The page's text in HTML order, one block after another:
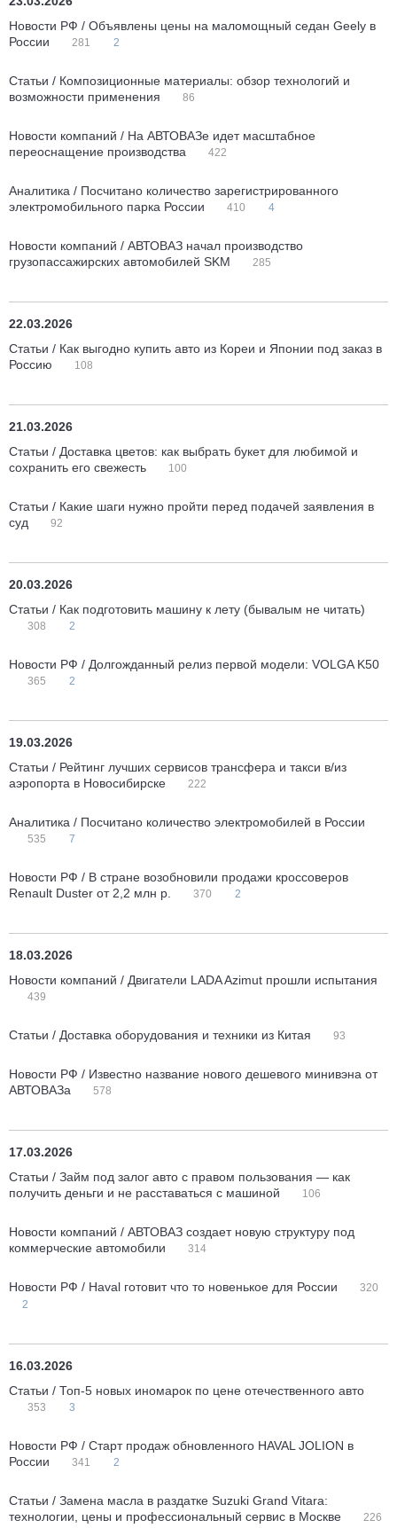
Новости РФ / Объявлены цены на маломощный седан Geely в
России
281 2
Статьи / Композиционные материалы: обзор технологий и
возможности применения
86
Новости компаний / На АВТОВАЗе идет масштабное
переоснащение производства
422
Аналитика / Посчитано количество зарегистрированного
электромобильного парка России
410 4
Новости компаний / АВТОВАЗ начал производство
грузопассажирских автомобилей SKM
285
22.03.2026
Статьи / Как выгодно купить авто из Кореи и Японии под заказ в
Россию
108
21.03.2026
Статьи / Доставка цветов: как выбрать букет для любимой и
сохранить его свежесть
100
Статьи / Какие шаги нужно пройти перед подачей заявления в
суд
92
20.03.2026
Статьи / Как подготовить машину к лету (бывалым не читать)
308 2
Новости РФ / Долгожданный релиз первой модели: VOLGA K50
365 2
19.03.2026
Статьи / Рейтинг лучших сервисов трансфера и такси в/из
аэропорта в Новосибирске
222
Аналитика / Посчитано количество электромобилей в России
535 7
Новости РФ / В стране возобновили продажи кроссоверов
Renault Duster от 2,2 млн р.
370 2
18.03.2026
Новости компаний / Двигатели LADA Azimut прошли испытания
439
Статьи / Доставка оборудования и техники из Китая 93
Новости РФ / Известно название нового дешевого минивэна от
АВТОВАЗа
578
17.03.2026
Статьи / Займ под залог авто с правом пользования — как
получить деньги и не расставаться с машиной
106
Новости компаний / АВТОВАЗ создает новую структуру под
коммерческие автомобили
314
Новости РФ / Haval готовит что то новенькое для России
320
2
16.03.2026
Статьи / Топ-5 новых иномарок по цене отечественного авто
353 3
Новости РФ / Cтарт продаж обновленного HAVAL JOLION в
России
341 2
Статьи / Замена масла в раздатке Suzuki Grand Vitara:
технологии, цены и профессиональный сервис в Москве
226